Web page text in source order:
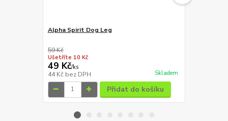
Alpha Spirit Dog Leg
59 Kč
Ušetříte 10 Kč
49 Kč/ks
44 Kč bez DPH Skladem
Přidat do košíku